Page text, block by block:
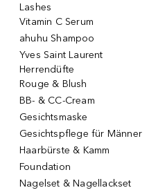
Lashes
Vitamin C Serum
ahuhu Shampoo
Yves Saint Laurent
Herrendüfte
Rouge & Blush
BB- & CC-Cream
Gesichtsmaske
Gesichtspflege für Männer
Haarbürste & Kamm
Foundation
Nagelset & Nagellackset